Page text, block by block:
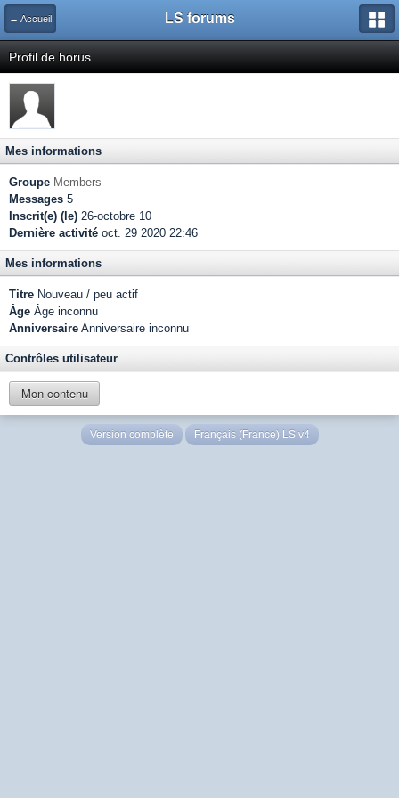
← Accueil LS forums
Profil de horus
Mes informations
Groupe Members
Messages 5
Inscrit(e) (le) 26-octobre 10
Dernière activité oct. 29 2020 22:46
Mes informations
Titre Nouveau / peu actif
Âge Âge inconnu
Anniversaire Anniversaire inconnu
Contrôles utilisateur
Mon contenu
Version complète Français (France) LS v4